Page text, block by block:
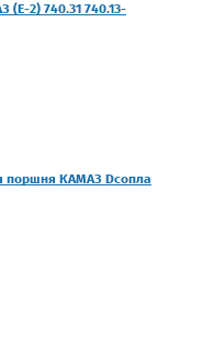
2) 740.31 740.13-
поршня КАМАЗ Dсопла